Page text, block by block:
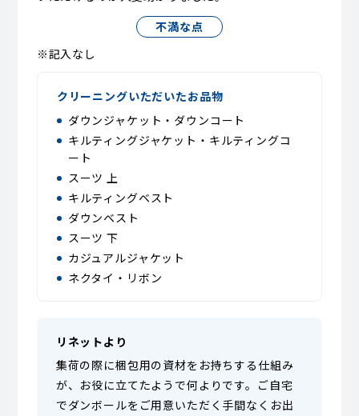
不満な点
※記入なし
クリーニングいただいたお品物
ダウンジャケット・ダウンコート
キルティングジャケット・キルティングコ
ート
スーツ 上
キルティングベスト
ダウンベスト
スーツ 下
カジュアルジャケット
ネクタイ・リボン
リネットより
集荷の際に梱包用の資材をお持ちする仕組み
が、お役に立てたようで何よりです。ご自宅
でダンボールをご用意いただく手間なくお出